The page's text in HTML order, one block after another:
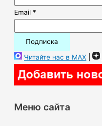
Email *
Читайте нас в MAX |
Меню сайта